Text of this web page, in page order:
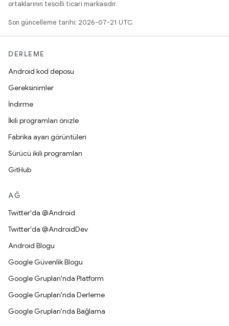
ortaklarının tescilli ticari markasıdır.
Son güncelleme tarihi: 2026-07-21 UTC.
DERLEME
Android kod deposu
Gereksinimler
İndirme
İkili programları önizle
Fabrika ayarı görüntüleri
Sürücü ikili programları
GitHub
AĞ
Twitter'da @Android
Twitter'da @AndroidDev
Android Blogu
Google Güvenlik Blogu
Google Grupları'nda Platform
Google Grupları'nda Derleme
Google Grupları'nda Bağlama